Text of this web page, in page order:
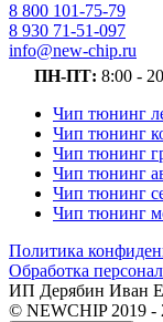
8 800 101-75-79
8 930 71-51-097
info@new-chip.ru
ПН-ПТ: 8:00 -
Чип тюнинг
Чип тюнинг
Чип тюнинг
Чип тюнинг
Чип тюнинг
Чип тюнинг
Политика
Обработка
ИП Дерябин Иван
© NEWCHIP 2019 -